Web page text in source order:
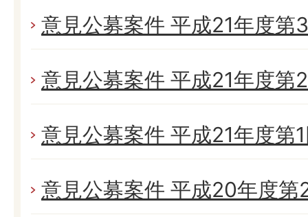
意見公募案件 平成21年度第
意見公募案件 平成21年度第
意見公募案件 平成21年度第
意見公募案件 平成20年度第